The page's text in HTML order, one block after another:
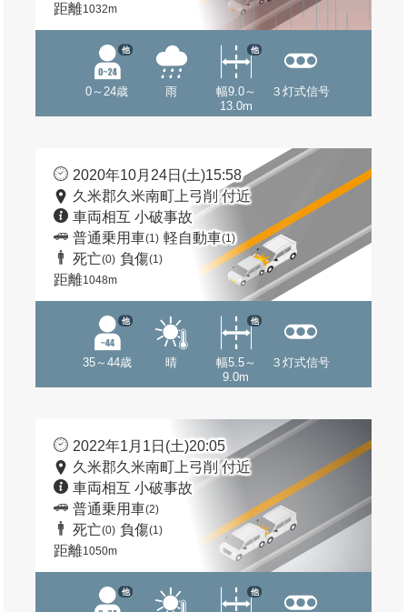
距離1032m
0～24歳
他
雨
幅9.0～
13.0m
他
３灯式信号
2020年10月24日(土)15:58
久米郡久米南町上弓削 付近
車両相互 小破事故
普通乗用車(1) 軽自動車(1)
死亡(0) 負傷(1)
距離1048m
35～44歳
他
晴
幅5.5～
9.0m
他
３灯式信号
2022年1月1日(土)20:05
久米郡久米南町上弓削 付近
車両相互 小破事故
普通乗用車(2)
死亡(0) 負傷(1)
距離1050m
他 他